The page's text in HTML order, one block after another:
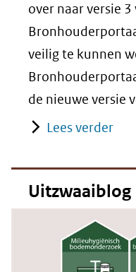
over naar versie 3
veilig te kunnen
de nieuwe versie
Lees verder
Uitzwaaiblog